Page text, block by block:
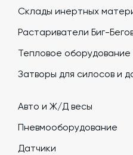
Склады инертных
Растариватели Биг-
Тепловое оборудование
Затворы для силосов и
Авто и Ж/Д весы
Пневмооборудование
Датчики